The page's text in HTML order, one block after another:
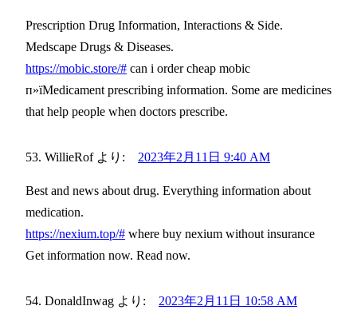
Prescription Drug Information, Interactions & Side.
Medscape Drugs & Diseases.
https://mobic.store/# can i order cheap mobic
п»їMedicament prescribing information. Some are medicines
that help people when doctors prescribe.
WillieRof より: 2023年2月11日 9:40 AM
Best and news about drug. Everything information about
medication.
https://nexium.top/# where buy nexium without insurance
Get information now. Read now.
DonaldInwag より: 2023年2月11日 10:58 AM